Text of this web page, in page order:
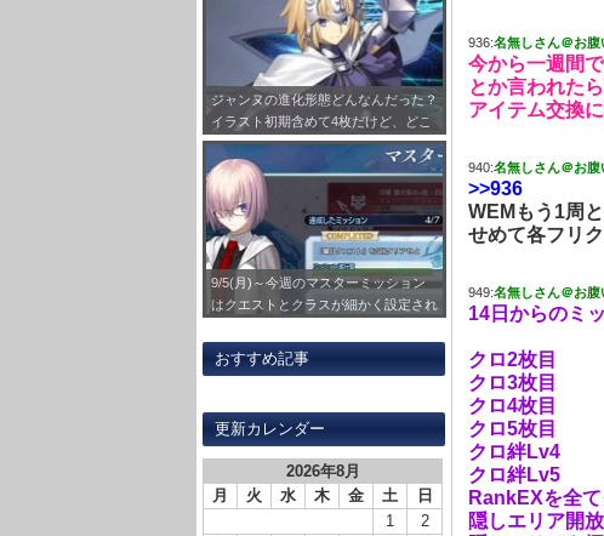
ジャンヌの進化形態どんなんだった？
イラスト初期含めて4枚だけど、どこ
か1回絵柄変わらず！？
9/5(月)～今週のマスターミッション
はクエストとクラスが細かく設定され
ランダムだからちょい面倒いね
おすすめ記事
更新カレンダー
2026年8月
月
火 水 木 金 土 日
1
2
936:名無しさん＠お腹
今から一週間
とか言われた
アイテム交換
940:名無しさん＠お腹
>>936
WEMもう1周
せめて各フリ
949:名無しさん＠お腹
14日からのミ
クロ2枚目
クロ3枚目
クロ4枚目
クロ5枚目
クロ絆Lv4
クロ絆Lv5
RankEXを全
隠しエリア開